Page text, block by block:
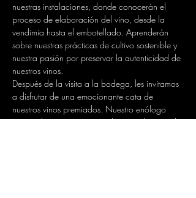
nuestras instalaciones, donde conocerán el
proceso de elaboración del vino, desde la
vendimia hasta el embotellado. Aprenderán
sobre nuestras prácticas de cultivo sostenible y
nuestra pasión por preservar la autenticidad de
nuestros vinos.
Después de la visita a la bodega, les invitamos
a disfrutar de una emocionante cata de
nuestros vinos premiados. Nuestro enólogo
experto les guiará a través de una selección de